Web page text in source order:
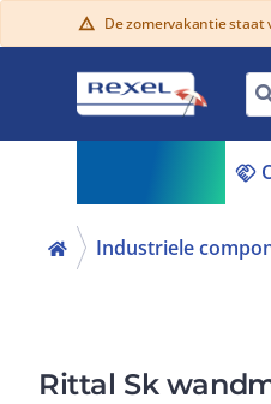
warning De zomervakantie staat
handshake
Industriele
Rittal Sk